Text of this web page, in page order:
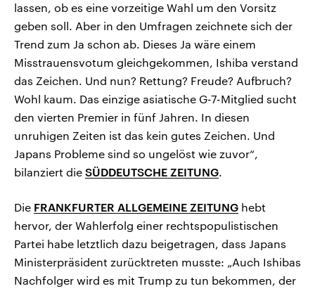
lassen, ob es eine vorzeitige Wahl um den Vorsitz
geben soll. Aber in den Umfragen zeichnete sich der
Trend zum Ja schon ab. Dieses Ja wäre einem
Misstrauensvotum gleichgekommen, Ishiba verstand
das Zeichen. Und nun? Rettung? Freude? Aufbruch?
Wohl kaum. Das einzige asiatische G-7-Mitglied sucht
den vierten Premier in fünf Jahren. In diesen
unruhigen Zeiten ist das kein gutes Zeichen. Und
Japans Probleme sind so ungelöst wie zuvor“,
bilanziert die SÜDDEUTSCHE ZEITUNG.
Die FRANKFURTER ALLGEMEINE ZEITUNG hebt
hervor, der Wahlerfolg einer rechtspopulistischen
Partei habe letztlich dazu beigetragen, dass Japans
Ministerpräsident zurücktreten musste: „Auch Ishibas
Nachfolger wird es mit Trump zu tun bekommen, der